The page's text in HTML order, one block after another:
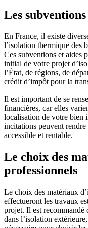
Les
En France, il existe
l’isolation thermique des
Ces subventions et aides
initial de votre projet
l’État, de régions, de
crédit d’impôt pour la
Il est important de se
financières, car elles
localisation de votre bien
incitations peuvent
accessible et rentable.
Le choix des
professionnels
Le choix des matériaux
effectueront les travaux
projet. Il est recommandé
dans l’isolation